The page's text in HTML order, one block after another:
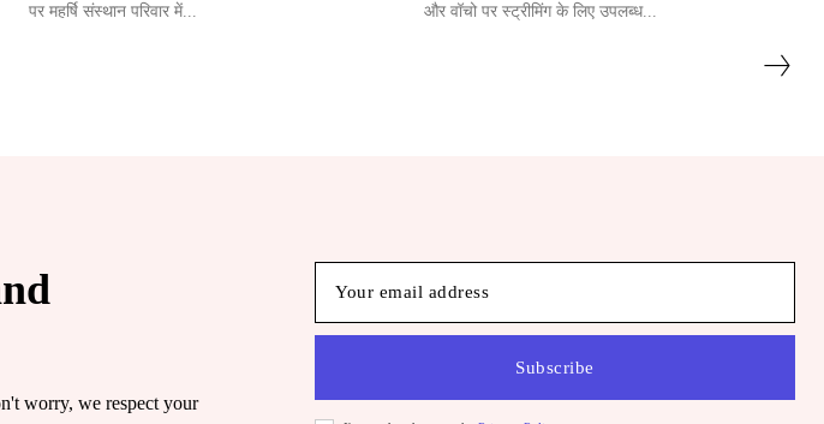
पर महर्षि संस्थान परिवार में...
और वॉचो पर स्ट्रीमिंग के लिए उपलब्ध...
worry, we respect your
Subscribe